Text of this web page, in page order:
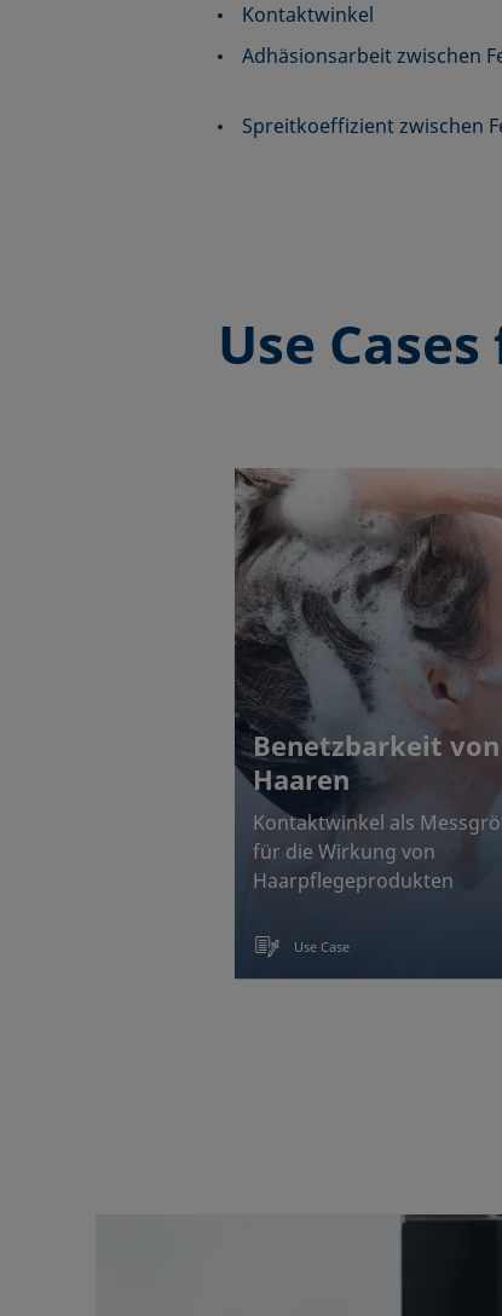
Kontaktwinkel
Adhäsionsarbeit zwischen
Spreitkoeffizient zwischen
Use Cases
Benetzbarkeit von
Haaren
Kontaktwinkel als
für die Wirkung von
Haarpflegeprodukten
Use Case